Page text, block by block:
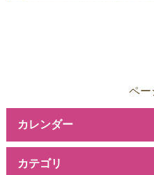
ペー
カレンダー
カテゴリ